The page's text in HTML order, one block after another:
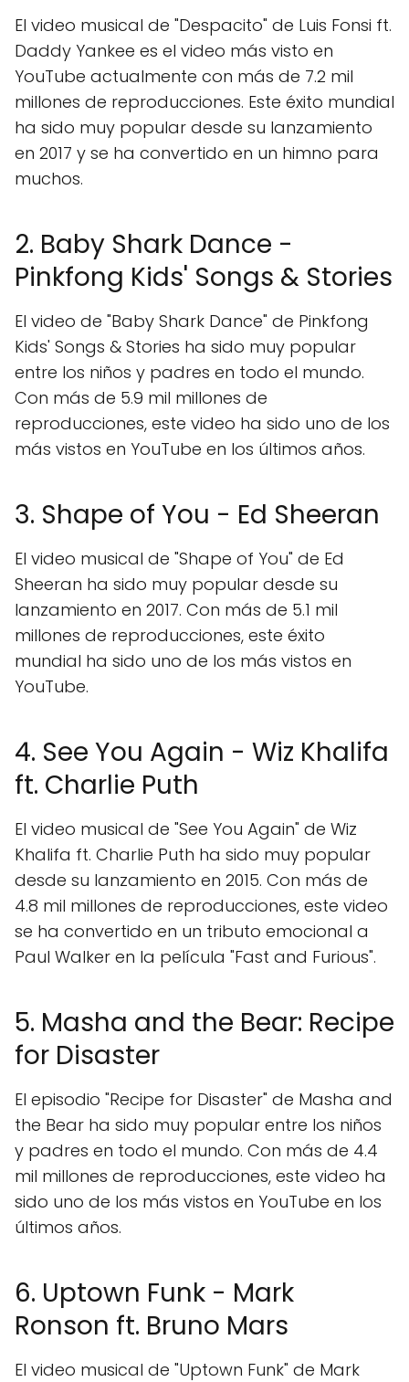
El video musical de "Despacito" de Luis Fonsi ft.
Daddy Yankee es el video más visto en
YouTube actualmente con más de 7.2 mil
millones de reproducciones. Este éxito mundial
ha sido muy popular desde su lanzamiento
en 2017 y se ha convertido en un himno para
muchos.
2. Baby Shark Dance -
Pinkfong Kids' Songs & Stories
El video de "Baby Shark Dance" de Pinkfong
Kids' Songs & Stories ha sido muy popular
entre los niños y padres en todo el mundo.
Con más de 5.9 mil millones de
reproducciones, este video ha sido uno de los
más vistos en YouTube en los últimos años.
3. Shape of You - Ed Sheeran
El video musical de "Shape of You" de Ed
Sheeran ha sido muy popular desde su
lanzamiento en 2017. Con más de 5.1 mil
millones de reproducciones, este éxito
mundial ha sido uno de los más vistos en
YouTube.
4. See You Again - Wiz Khalifa
ft. Charlie Puth
El video musical de "See You Again" de Wiz
Khalifa ft. Charlie Puth ha sido muy popular
desde su lanzamiento en 2015. Con más de
4.8 mil millones de reproducciones, este video
se ha convertido en un tributo emocional a
Paul Walker en la película "Fast and Furious".
5. Masha and the Bear: Recipe
for Disaster
El episodio "Recipe for Disaster" de Masha and
the Bear ha sido muy popular entre los niños
y padres en todo el mundo. Con más de 4.4
mil millones de reproducciones, este video ha
sido uno de los más vistos en YouTube en los
últimos años.
6. Uptown Funk - Mark
Ronson ft. Bruno Mars
El video musical de "Uptown Funk" de Mark